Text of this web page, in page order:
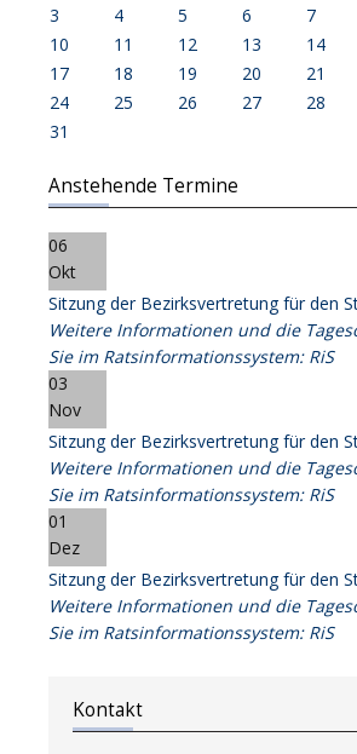
3
4 5 6 7
10
11 12 13 14
17
18 19 20 21
24
25 26 27 28
31
Anstehende Termine
06
Okt
Sitzung der Bezirksvertretung für den
Weitere Informationen und die
Sie im Ratsinformationssystem: RiS
03
Nov
Sitzung der Bezirksvertretung für den
Weitere Informationen und die
Sie im Ratsinformationssystem: RiS
01
Dez
Sitzung der Bezirksvertretung für den
Weitere Informationen und die
Sie im Ratsinformationssystem: RiS
Kontakt